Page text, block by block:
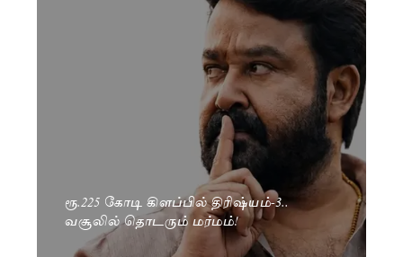
ரூ.225 கோடி கிளப்பில் திரிஷ்யம்-3..
வசூலில் தொடரும் மர்மம்!